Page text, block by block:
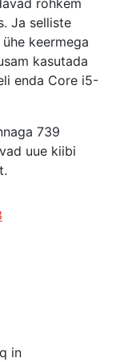
rohkem
Ja selliste
keermega
kasutada
enda Core i5-
739
uue kiibi
in